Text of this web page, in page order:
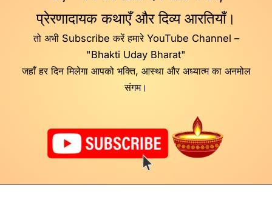
प्रेरणादायक कथाएँ और दिव्य आरतियाँ।
तो अभी Subscribe करें हमारे YouTube Channel –
"Bhakti Uday Bharat"
जहाँ हर दिन मिलेगा आपको भक्ति, आस्था और अध्यात्म का अनमोल
संगम।